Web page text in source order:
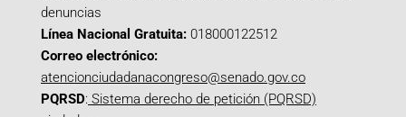
denuncias
Línea Nacional Gratuita: 018000122512
Correo electrónico:
atencionciudadanacongreso@senado.gov.co
PQRSD: Sistema derecho de petición (PQRSD)